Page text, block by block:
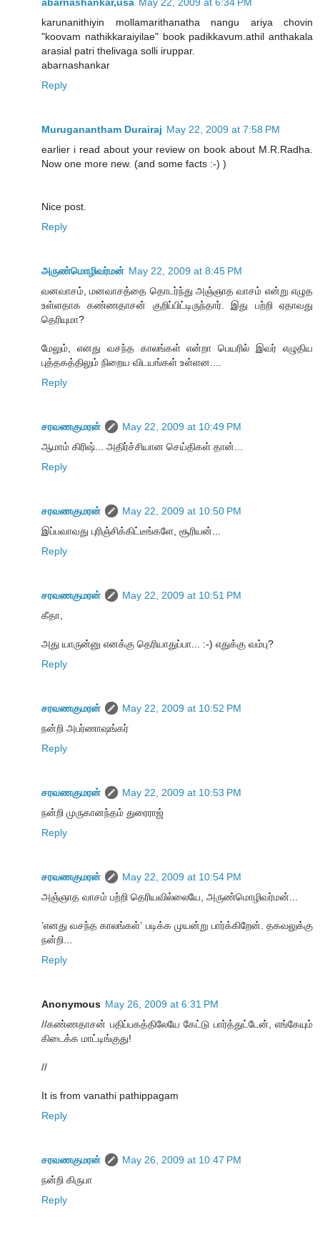
karunanithiyin mollamarithanatha nangu ariya chovin
"koovam nathikkaraiyilae" book padikkavum.athil anthakala
arasial patri thelivaga solli iruppar.
abarnashankar
Reply
Muruganantham Durairaj May 22, 2009 at 7:58 PM
earlier i read about your review on book about M.R.Radha.
Now one more new. (and some facts :-) )
Nice post.
Reply
அருண்மொழிவர்மன் May 22, 2009 at 8:45 PM
வனவாசம், மனவாசத்தை தொடர்ந்து அஞ்ஞாத வாசம் என்று எழுத
உள்ளதாக கண்ணதாசன் குறிப்பிட்டிருந்தார். இது பற்றி ஏதாவது
தெரியுமா?
மேலும், எனது வசந்த காலங்கள் என்றா பெயரில் இவர் எழுதிய
புத்தகத்திலும் நிறைய விடயங்கள் உள்ளன....
Reply
சரவணகுமரன்
May 22, 2009 at 10:49 PM
ஆமாம் கிரிஷ்... அதிர்ச்சியான செய்திகள் தான்...
Reply
சரவணகுமரன்
May 22, 2009 at 10:50 PM
இப்பவாவது புரிஞ்சிக்கிட்டீங்களே, சூரியன்...
Reply
சரவணகுமரன்
May 22, 2009 at 10:51 PM
கீதா,
அது யாருன்னு எனக்கு தெரியாதுப்பா... :-) எதுக்கு வம்பு?
Reply
சரவணகுமரன்
May 22, 2009 at 10:52 PM
நன்றி அபர்ணாஷங்கர்
Reply
சரவணகுமரன்
May 22, 2009 at 10:53 PM
நன்றி முருகானந்தம் துரைராஜ்
Reply
சரவணகுமரன்
May 22, 2009 at 10:54 PM
அஞ்ஞாத வாசம் பற்றி தெரியவில்லையே, அருண்மொழிவர்மன்...
’எனது வசந்த காலங்கள்’ படிக்க முயன்று பார்க்கிறேன். தகவலுக்கு
நன்றி...
Reply
Anonymous May 26, 2009 at 6:31 PM
//கண்ணதாசன் பதிப்பகத்திலேயே கேட்டு பார்த்துட்டேன், எங்கேயும்
கிடைக்க மாட்டிங்குது!
//
It is from vanathi pathippagam
Reply
சரவணகுமரன்
May 26, 2009 at 10:47 PM
நன்றி கிருபா
Reply